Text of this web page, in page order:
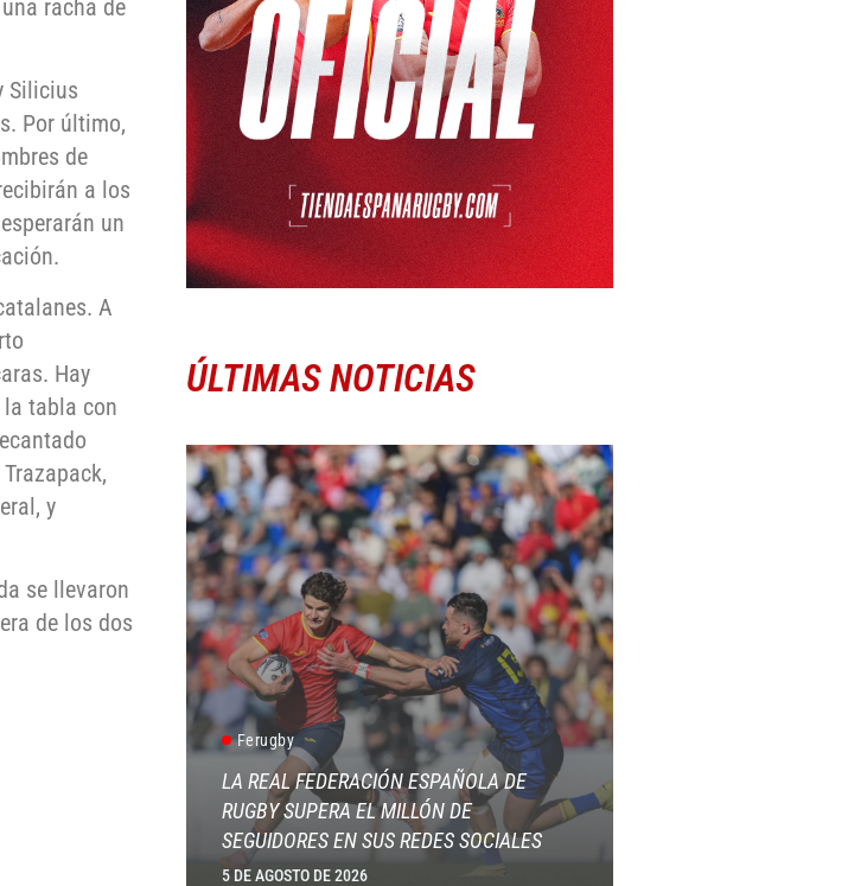
racha de
Silicius
Por último,
de
a los
un
A
Hay
la tabla con
y
se llevaron
de los dos
ÚLTIMAS NOTICIAS
Ferugby
LA REAL FEDERACIÓN ESPAÑOLA DE
RUGBY SUPERA EL MILLÓN DE
SEGUIDORES EN SUS REDES SOCIALES
5 DE AGOSTO DE 2026